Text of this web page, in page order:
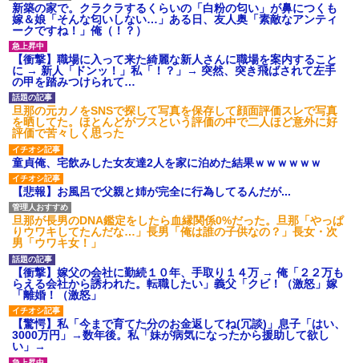
新築の家で。クラクラするくらいの「白粉の匂い」が鼻につくも
嫁＆娘「そんな匂いしない…」ある日、友人奥「素敵なアンティ
ークですね！」俺（！？）
【衝撃】職場に入って来た綺麗な新人さんに職場を案内すること
に → 新人「ドンッ！」私「！？」→ 突然、突き飛ばされて左手
の甲を踏みつけられて…
旦那の元カノをSNSで探して写真を保存して顔面評価スレで写真
を晒してた。ほとんどがブスという評価の中で二人ほど意外に好
評価で苦々しく思った
童貞俺、宅飲みした女友達2人を家に泊めた結果ｗｗｗｗｗｗ
【悲報】お風呂で父親と姉が完全に行為してるんだが...
旦那が長男のDNA鑑定をしたら血縁関係0%だった。旦那「やっぱ
りウワキしてたんだな…」長男「俺は誰の子供なの？」長女・次
男「ウワキ女！」
【衝撃】嫁父の会社に勤続１０年、手取り１４万 → 俺「２２万も
らえる会社から誘われた。転職したい」義父「クビ！（激怒」嫁
「離婚！（激怒」
【驚愕】私「今まで育てた分のお金返してね(冗談)」息子「はい、
3000万円」→数年後。私「妹が病気になったから援助して欲し
い」→